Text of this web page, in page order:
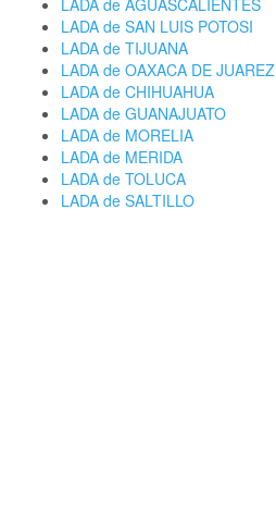
LADA de AGUASCALIENTES
LADA de SAN LUIS POTOSI
LADA de TIJUANA
LADA de OAXACA DE JUAREZ
LADA de CHIHUAHUA
LADA de GUANAJUATO
LADA de MORELIA
LADA de MERIDA
LADA de TOLUCA
LADA de SALTILLO